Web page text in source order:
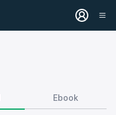
Ebook